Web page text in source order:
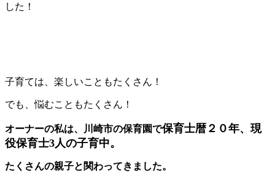
した！
子育ては、楽しいこともたくさん！
でも、悩むこともたくさん！
オーナーの私は、川崎市の保育園で保育士暦２０年、現
役保育士3人の子育中。
たくさんの親子と関わってきました。